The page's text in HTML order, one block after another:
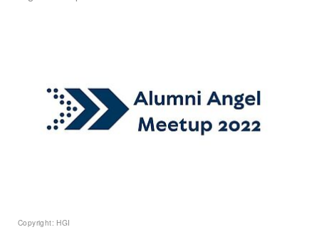
Copyright: HGI